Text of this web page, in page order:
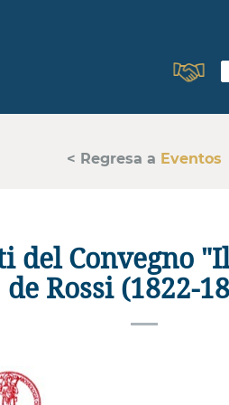
< Regresa a Eventos
del Convegno
de Rossi (1822-